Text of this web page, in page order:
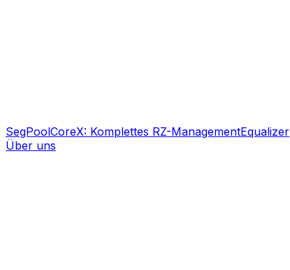
SegPoolCoreX: Komplettes RZ-ManagementEqualizer
Über uns